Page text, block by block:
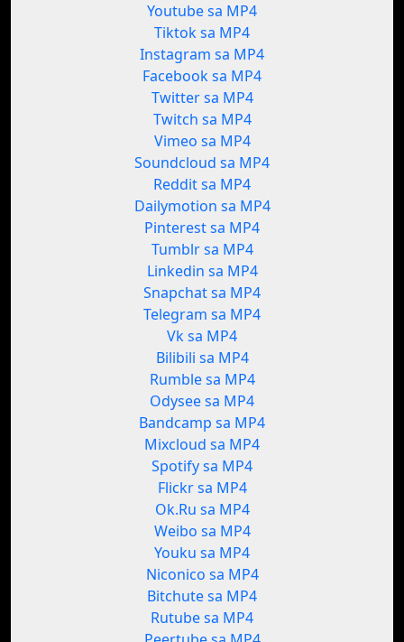
Youtube sa MP4
Tiktok sa MP4
Instagram sa MP4
Facebook sa MP4
Twitter sa MP4
Twitch sa MP4
Vimeo sa MP4
Soundcloud sa MP4
Reddit sa MP4
Dailymotion sa MP4
Pinterest sa MP4
Tumblr sa MP4
Linkedin sa MP4
Snapchat sa MP4
Telegram sa MP4
Vk sa MP4
Bilibili sa MP4
Rumble sa MP4
Odysee sa MP4
Bandcamp sa MP4
Mixcloud sa MP4
Spotify sa MP4
Flickr sa MP4
Ok.Ru sa MP4
Weibo sa MP4
Youku sa MP4
Niconico sa MP4
Bitchute sa MP4
Rutube sa MP4